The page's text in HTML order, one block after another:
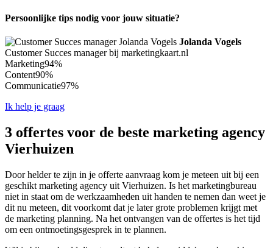
Persoonlijke tips nodig voor jouw situatie?
Jolanda Vogels
Customer Succes manager bij marketingkaart.nl
Marketing94%
Content90%
Communicatie97%
Ik help je graag
3 offertes voor de beste marketing agency
Vierhuizen
Door helder te zijn in je offerte aanvraag kom je meteen uit bij een
geschikt marketing agency uit Vierhuizen. Is het marketingbureau
niet in staat om de werkzaamheden uit handen te nemen dan weet je
dit nu meteen, dit voorkomt dat je later grote problemen krijgt met
de marketing planning. Na het ontvangen van de offertes is het tijd
om een ontmoetingsgesprek in te plannen.